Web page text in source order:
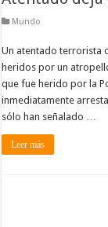
Mundo
Un atentado terrorista
heridos por un
que fue herido por la
inmediatamente
sólo han señalado …
Leer más